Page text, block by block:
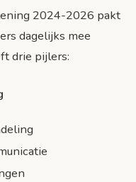
2024-2026 pakt
dagelijks mee
drie pijlers: